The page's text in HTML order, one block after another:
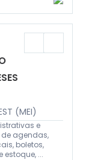
(MEI)
e
agendas,
boletos,
...